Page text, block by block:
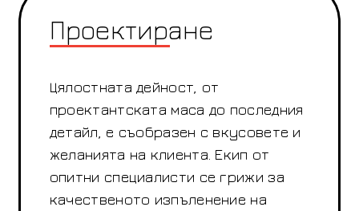
Проектиране
Цялостната дейност, от
проектантската маса до последния
детайл, е съобразен с вкусовете и
желанията на клиента. Екип от
опитни специалисти се грижи за
качественото изпъленение на